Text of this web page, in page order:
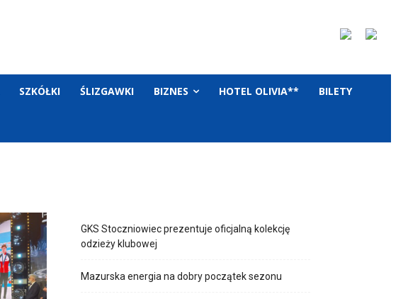
SZKÓŁKI ŚLIZGAWKI BIZNES HOTEL OLIVIA** BILETY
GKS Stoczniowiec prezentuje oficjalną kolekcję
odzieży klubowej
Mazurska energia na dobry początek sezonu